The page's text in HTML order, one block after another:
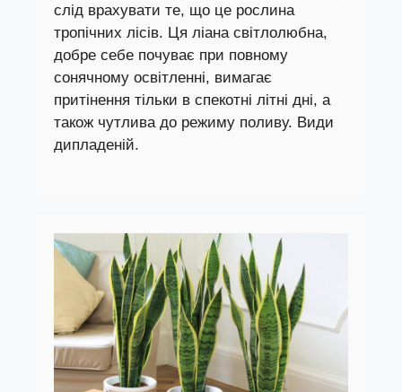
слід врахувати те, що це рослина
тропічних лісів. Ця ліана світлолюбна,
добре себе почуває при повному
сонячному освітленні, вимагає
притінення тільки в спекотні літні дні, а
також чутлива до режиму поливу. Види
дипладеній.